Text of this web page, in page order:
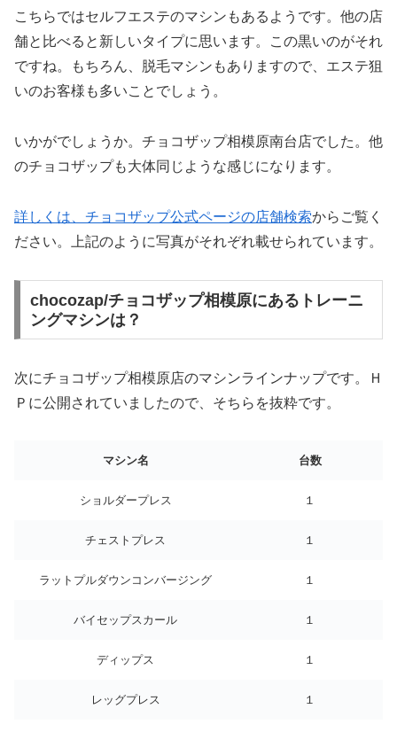
こちらではセルフエステのマシンもあるようです。他の店
舗と比べると新しいタイプに思います。この黒いのがそれ
ですね。もちろん、脱毛マシンもありますので、エステ狙
いのお客様も多いことでしょう。
いかがでしょうか。チョコザップ相模原南台店でした。他
のチョコザップも大体同じような感じになります。
詳しくは、チョコザップ公式ページの店舗検索からご覧く
ださい。上記のように写真がそれぞれ載せられています。
chocozap/チョコザップ相模原にあるトレーニ
ングマシンは？
次にチョコザップ相模原店のマシンラインナップです。Ｈ
Ｐに公開されていましたので、そちらを抜粋です。
マシン名 台数
ショルダープレス １
チェストプレス １
ラットプルダウンコンバージング １
バイセップスカール １
ディップス １
レッグプレス １